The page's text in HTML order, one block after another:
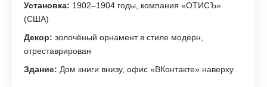
Установка: 1902–1904 годы, компания «ОТИСЪ»
(США)
Декор: золочёный орнамент в стиле модерн,
отреставрирован
Здание: Дом книги внизу, офис «ВКонтакте» наверху